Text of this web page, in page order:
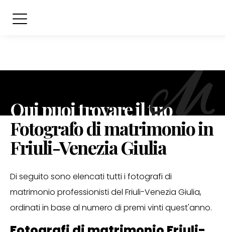
Qui puoi trovare il tuo
Fotografo di matrimonio in
Friuli-Venezia Giulia
Di seguito sono elencati tutti i fotografi di
matrimonio professionisti del Friuli-Venezia Giulia,
ordinati in base al numero di premi vinti quest'anno.